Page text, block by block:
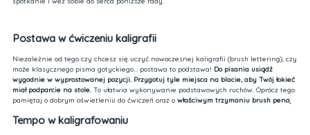
Postawa w ćwiczeniu kaligrafii
Niezależnie od tego czy chcesz się uczyć nowoczesnej kaligrafii (brush lettering), czy
może klasycznego pisma gotyckiego... postawa to podstawa! Do pisania usiądź
wygodnie w wyprostowanej pozycji. Przygotuj tyle miejsca na blacie, aby Twój łokieć
miał podparcie na stole.To ułatwia wykonywanie podstawowych ruchów. Oprócz tego
pamiętaj o dobrym oświetleniu do ćwiczeń oraz o właściwym trzymaniu brush pena.
Tempo w kaligrafowaniu